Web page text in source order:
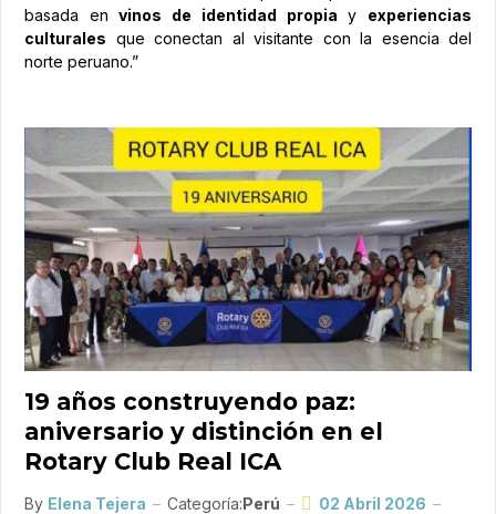
basada envinos de identidad propia y experiencias
culturales que conectan al visitante con la esencia del
norte peruano.”
19 años construyendo paz:
aniversario y distinción en el
Rotary Club Real ICA
By Elena Tejera Categoría:Perú 02 Abril 2026